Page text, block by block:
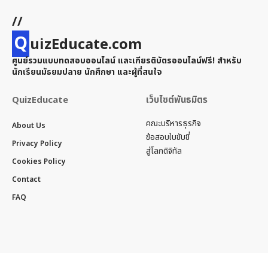
//
QuizEducate.com
ศูนย์รวมแบบทดสอบออนไลน์ และเกียรติบัตรออนไลน์ฟรี! สำหรับ
นักเรียนมัธยมปลาย นักศึกษา และผู้ที่สนใจ
QuizEducate
About Us
Privacy Policy
Cookies Policy
Contact
FAQ
เว็บไซต์พันธมิตร
คณะบริหารธุรกิจ
ข้อสอบใบขับขี่
สู่โลกดิจิทัล